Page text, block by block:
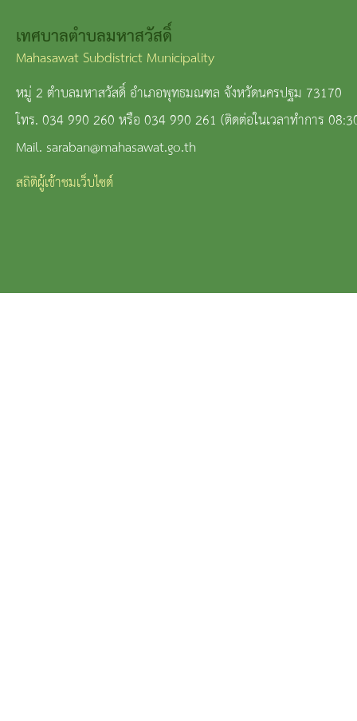
เทศบาลตำบลมหาสวัสดิ์
Mahasawat Subdistrict Municipality
หมู่ 2 ตำบลมหาสวัสดิ์ อำเภอพุทธมณฑล จังหวัดนครปฐม 73170
โทร. 034 990 260 หรือ 034 990 261 (ติดต่อในเวลาทำการ
Mail. saraban@mahasawat.go.th
สถิติผู้เข้าชมเว็บไซต์